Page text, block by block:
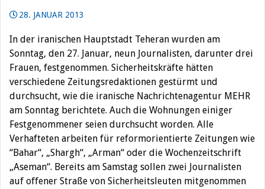
28. JANUAR 2013
In der iranischen Hauptstadt Teheran wurden am
Sonntag, den 27. Januar, neun Journalisten, darunter drei
Frauen, festgenommen. Sicherheitskräfte hätten
verschiedene Zeitungsredaktionen gestürmt und
durchsucht, wie die iranische Nachrichtenagentur MEHR
am Sonntag berichtete. Auch die Wohnungen einiger
Festgenommener seien durchsucht worden. Alle
Verhafteten arbeiten für reformorientierte Zeitungen wie
“Bahar“, „Shargh“, „Arman“ oder die Wochenzeitschrift
„Aseman“. Bereits am Samstag sollen zwei Journalisten
auf offener Straße von Sicherheitsleuten mitgenommen